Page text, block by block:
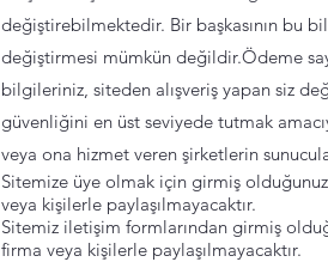
değiştirebilmektedir. Bir başkasının bu
değiştirmesi mümkün değildir.Ödeme
bilgileriniz, siteden alışveriş yapan siz
güvenliğini en üst seviyede tutmak
veya ona hizmet veren şirketlerin
Sitemize üye olmak için girmiş
veya kişilerle paylaşılmayacaktır.
Sitemiz iletişim formlarından girmiş
firma veya kişilerle paylaşılmayacaktır.